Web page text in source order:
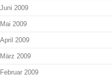
Juni 2009
Mai 2009
April 2009
März 2009
Februar 2009